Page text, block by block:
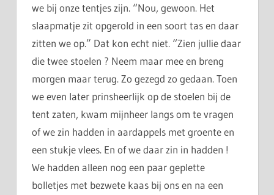
we bij onze tentjes zijn. “Nou, gewoon. Het
slaapmatje zit opgerold in een soort tas en daar
zitten we op.” Dat kon echt niet. “Zien jullie daar
die twee stoelen ? Neem maar mee en breng
morgen maar terug. Zo gezegd zo gedaan. Toen
we even later prinsheerlijk op de stoelen bij de
tent zaten, kwam mijnheer langs om te vragen
of we zin hadden in aardappels met groente en
een stukje vlees. En of we daar zin in hadden !
We hadden alleen nog een paar geplette
bolletjes met bezwete kaas bij ons en na een